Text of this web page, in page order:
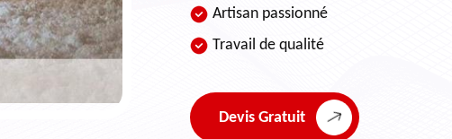
Artisan passionné
Travail de qualité
Devis Gratuit